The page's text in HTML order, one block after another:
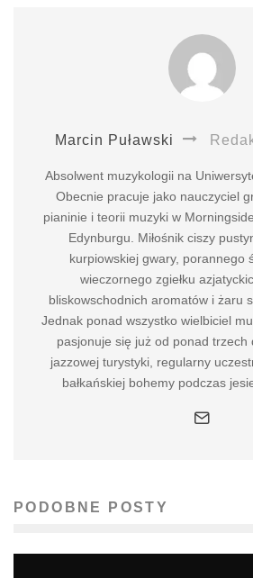
Marcin Puławski
Absolwent muzykologii na
Obecnie pracuje jako nauczyciel
pianinie i teorii muzyki w
Edynburgu. Miłośnik ciszy
kurpiowskiej gwary, porannego
wieczornego zgiełku
bliskowschodnich aromatów i żaru
Jednak ponad wszystko wielbiciel
pasjonuje się już od ponad trzech
jazzowej turystyki, regularny
bałkańskiej bohemy podczas
PODOBNE POSTY